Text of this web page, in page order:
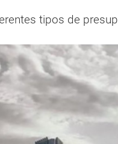
tipos de